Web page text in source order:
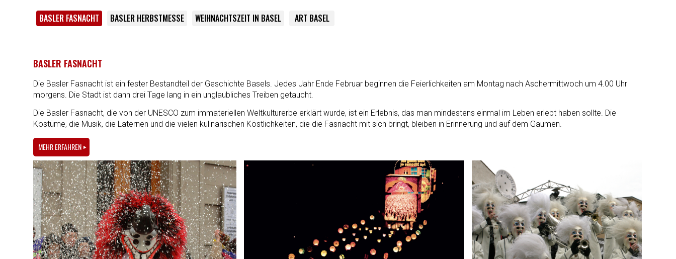
BASLER FASNACHT BASLER HERBSTMESSE WEIHNACHTSZEIT IN BASEL ART BASEL
BASLER FASNACHT
Die Basler Fasnacht ist ein fester Bestandteil der Geschichte Basels. Jedes Jahr Ende Februar beginnen die Feierlichkeiten am Montag nach Aschermittwoch um 4.00 Uhr
morgens. Die Stadt ist dann drei Tage lang in ein unglaubliches Treiben getaucht.
Die Basler Fasnacht, die von der UNESCO zum immateriellen Weltkulturerbe erklärt wurde, ist ein Erlebnis, das man mindestens einmal im Leben erlebt haben sollte. Die
Kostüme, die Musik, die Laternen und die vielen kulinarischen Köstlichkeiten, die die Fasnacht mit sich bringt, bleiben in Erinnerung und auf dem Gaumen.
MEHR ERFAHREN